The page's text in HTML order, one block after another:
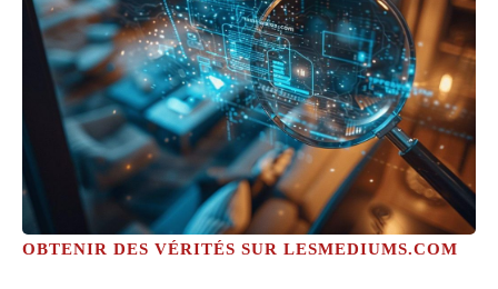
OBTENIR DES VÉRITÉS SUR LESMEDIUMS.COM